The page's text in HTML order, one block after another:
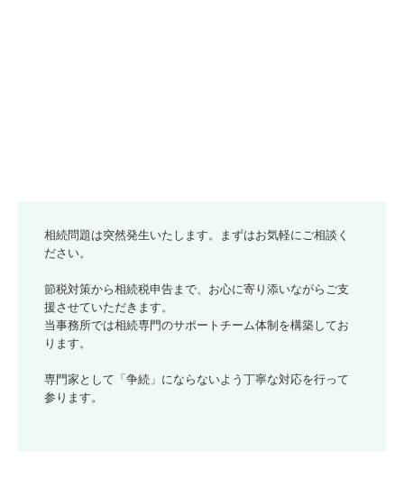
相続問題は突然発生いたします。まずはお気軽にご相談く
ださい。
節税対策から相続税申告まで、お心に寄り添いながらご支
援させていただきます。
当事務所では相続専門のサポートチーム体制を構築してお
ります。
専門家として「争続」にならないよう丁寧な対応を行って
参ります。